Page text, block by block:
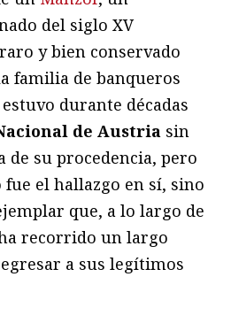
del siglo XV
y bien conservado
familia de banqueros
durante décadas
de Austria sin
de su procedencia, pero
el hallazgo en sí, sino
que, a lo largo de
recorrido un largo
a sus legítimos